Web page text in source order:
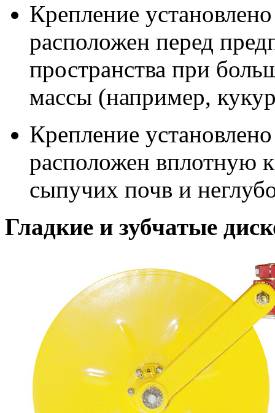
Крепление
расположен перед
пространства при
массы (например,
Крепление
расположен вплотную
сыпучих почв и
Гладкие и зубчатые